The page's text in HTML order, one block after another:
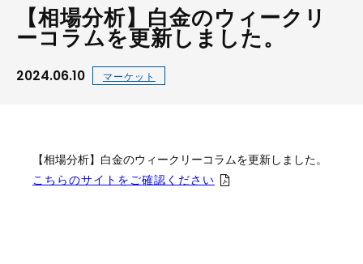
【相場分析】白金のウィークリ
ーコラムを更新しました。
2024.06.10 マーケット
【相場分析】白金のウィークリーコラムを更新しました。
こちらのサイトをご確認ください